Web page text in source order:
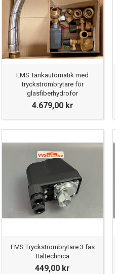
EMS Tankautomatik med
tryckströmbrytare för
glasfiberhydrofor
4.679,00 kr
EMS Tryckströmbrytare 3 fas
Italtechnica
449,00 kr